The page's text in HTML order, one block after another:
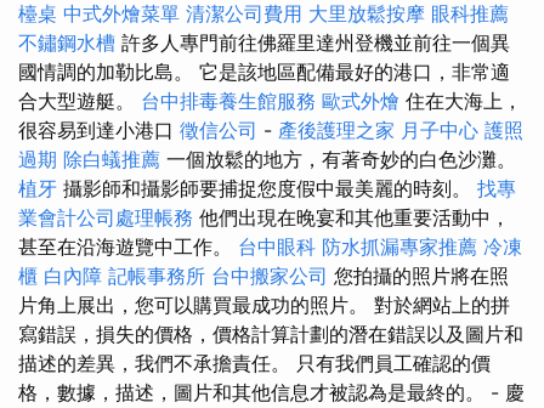
檯桌 中式外燴菜單 清潔公司費用 大里放鬆按摩 眼科推薦
不鏽鋼水槽 許多人專門前往佛羅里達州登機並前往一個異
國情調的加勒比島。 它是該地區配備最好的港口，非常適
合大型遊艇。 台中排毒養生館服務 歐式外燴 住在大海上，
很容易到達小港口 徵信公司 - 產後護理之家 月子中心 護照
過期 除白蟻推薦 一個放鬆的地方，有著奇妙的白色沙灘。
植牙 攝影師和攝影師要捕捉您度假中最美麗的時刻。 找專
業會計公司處理帳務 他們出現在晚宴和其他重要活動中，
甚至在沿海遊覽中工作。 台中眼科 防水抓漏專家推薦 冷凍
櫃 白內障 記帳事務所 台中搬家公司 您拍攝的照片將在照
片角上展出，您可以購買最成功的照片。 對於網站上的拼
寫錯誤，損失的價格，價格計算計劃的潛在錯誤以及圖片和
描述的差異，我們不承擔責任。 只有我們員工確認的價
格，數據，描述，圖片和其他信息才被認為是最終的。 - 慶